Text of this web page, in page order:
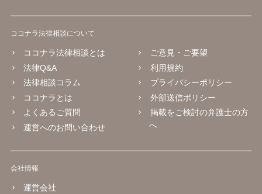
ココナラ法律相談について
ココナラ法律相談とは
法律Q&A
法律相談コラム
ココナラとは
よくあるご質問
運営へのお問い合わせ
ご意見・ご要望
利用規約
プライバシーポリシー
外部送信ポリシー
掲載をご検討の弁護士の方
へ
会社情報
運営会社